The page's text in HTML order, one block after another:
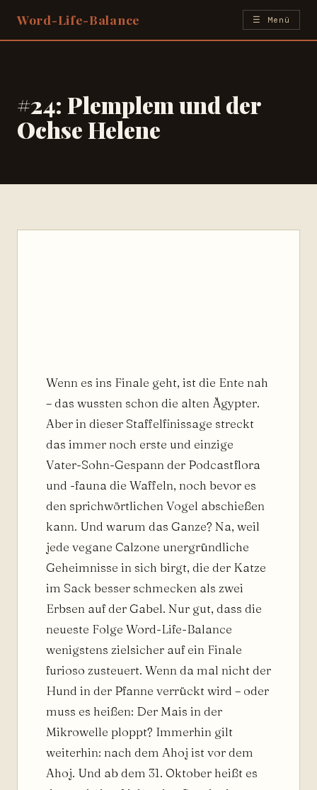
Word-Life-Balance ☰ Menü
#24: Plemplem und der
Ochse Helene
Wenn es ins Finale geht, ist die Ente nah
– das wussten schon die alten Ägypter.
Aber in dieser Staffelfinissage streckt
das immer noch erste und einzige
Vater-Sohn-Gespann der Podcastflora
und -fauna die Waffeln, noch bevor es
den sprichwörtlichen Vogel abschießen
kann. Und warum das Ganze? Na, weil
jede vegane Calzone unergründliche
Geheimnisse in sich birgt, die der Katze
im Sack besser schmecken als zwei
Erbsen auf der Gabel. Nur gut, dass die
neueste Folge Word-Life-Balance
wenigstens zielsicher auf ein Finale
furioso zusteuert. Wenn da mal nicht der
Hund in der Pfanne verrückt wird – oder
muss es heißen: Der Mais in der
Mikrowelle ploppt? Immerhin gilt
weiterhin: nach dem Ahoj ist vor dem
Ahoj. Und ab dem 31. Oktober heißt es